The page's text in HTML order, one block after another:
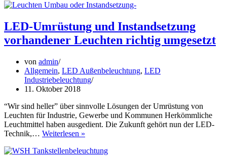
SolLed
Firmengelände,
Plätze
und
LED-Umrüstung und Instandsetzung
vorhandener Leuchten richtig umgesetzt
von admin
Allgemein, LED Außenbeleuchtung, LED
Industriebeleuchtung
11. Oktober 2018
“Wir sind heller” über sinnvolle Lösungen der Umrüstung von
Leuchten für Industrie, Gewerbe und Kommunen Herkömmliche
Leuchtmittel haben ausgedient. Die Zukunft gehört nun der LED-
Technik,… Weiterlesen »
und